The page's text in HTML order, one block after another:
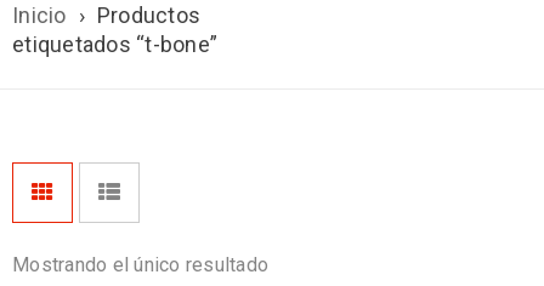
Inicio › Productos
etiquetados “t-bone”
Mostrando el único resultado